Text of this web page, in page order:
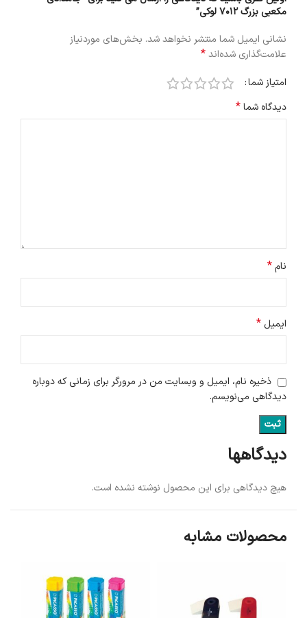
دیدگاهها
هیچ دیدگاهی برای این محصول نوشته نشده است.
مکعبی بزرگ 7012 لوکی”
نشانی ایمیل شما منتشر نخواهد شد. بخش‌های موردنیاز
علامت‌گذاری شده‌اند*
امتیاز شما
دیدگاه شما*
نام*
ایمیل*
ذخیره نام، ایمیل و وبسایت من در مرورگر برای زمانی که دوباره
دیدگاهی می‌نویسم.
محصولات مشابه